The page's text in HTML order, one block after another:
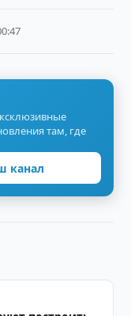
там, где
канал